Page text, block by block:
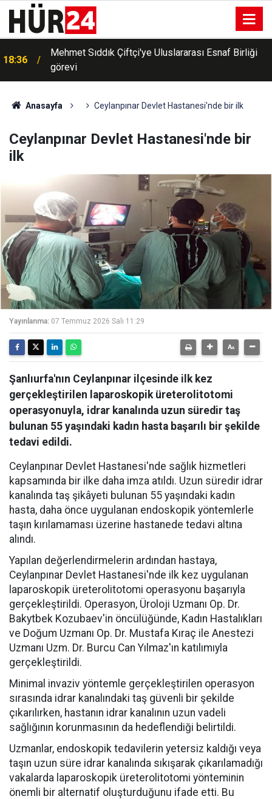
Mehmet Sıddık Çiftçi'ye Uluslararası Esnaf Birliği
görevi
18:25
HÜDA PAR Milletvekili Dinç: Haymana
operasyonundaki iddialar bağımsız soruşturmayla
aydınlatılmalı
Anasayfa Ceylanpınar Devlet Hastanesi'nde bir ilk
Ceylanpınar Devlet Hastanesi'nde bir
ilk
Yayınlanma: 07 Temmuz 2026 Salı 11:29
Şanlıurfa'nın Ceylanpınar ilçesinde ilk kez
gerçekleştirilen laparoskopik üreterolitotomi
operasyonuyla, idrar kanalında uzun süredir taş
bulunan 55 yaşındaki kadın hasta başarılı bir şekilde
tedavi edildi.
Ceylanpınar Devlet Hastanesi'nde sağlık hizmetleri
kapsamında bir ilke daha imza atıldı. Uzun süredir idrar
kanalında taş şikâyeti bulunan 55 yaşındaki kadın
hasta, daha önce uygulanan endoskopik yöntemlerle
taşın kırılamaması üzerine hastanede tedavi altına
alındı.
Yapılan değerlendirmelerin ardından hastaya,
Ceylanpınar Devlet Hastanesi'nde ilk kez uygulanan
laparoskopik üreterolitotomi operasyonu başarıyla
gerçekleştirildi. Operasyon, Üroloji Uzmanı Op. Dr.
Bakytbek Kozubaev'in öncülüğünde, Kadın Hastalıkları
ve Doğum Uzmanı Op. Dr. Mustafa Kıraç ile Anestezi
Uzmanı Uzm. Dr. Burcu Can Yılmaz'ın katılımıyla
gerçekleştirildi.
Minimal invaziv yöntemle gerçekleştirilen operasyon
sırasında idrar kanalındaki taş güvenli bir şekilde
çıkarılırken, hastanın idrar kanalının uzun vadeli
sağlığının korunmasının da hedeflendiği belirtildi.
Uzmanlar, endoskopik tedavilerin yetersiz kaldığı veya
taşın uzun süre idrar kanalında sıkışarak çıkarılamadığı
vakalarda laparoskopik üreterolitotomi yönteminin
önemli bir alternatif oluşturduğunu ifade etti. Bu